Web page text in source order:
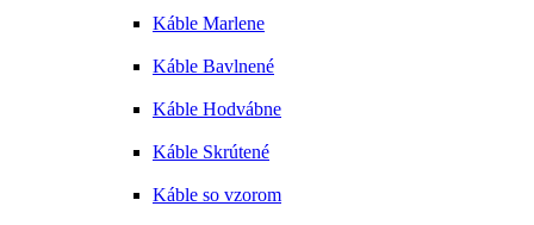
Káble Marlene
Káble Bavlnené
Káble Hodvábne
Káble Skrútené
Káble so vzorom